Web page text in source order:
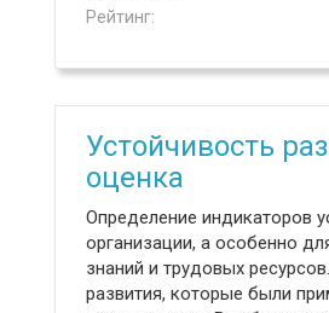
Рейтинг:
Устойчивость
оценка
Определение индикаторов
организации, а особенно
знаний и трудовых
развития, которые были